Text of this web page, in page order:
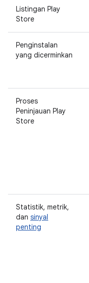
Listingan Play
Store
Penginstalan
yang dicerminkan
Proses
Peninjauan Play
Store
Statistik, metrik,
dan sinyal
penting